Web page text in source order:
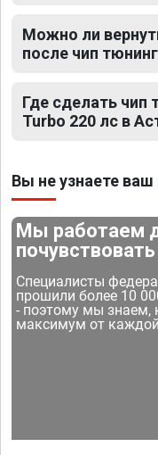
Можно ли
после чип
Где сделать чип
Turbo 220 лс в
Вы не узнаете
Мы работаем
Специалисты
прошили более 10
- поэтому мы знаем,
максимум от